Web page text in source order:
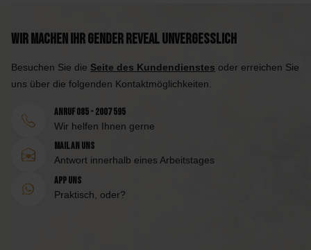
Wir machen Ihr Gender Reveal unvergesslich
Besuchen Sie die Seite des Kundendienstes oder erreichen Sie
uns über die folgenden Kontaktmöglichkeiten.
Anruf 085 - 2007 595
Wir helfen Ihnen gerne
Mail an uns
Antwort innerhalb eines Arbeitstages
App uns
Praktisch, oder?